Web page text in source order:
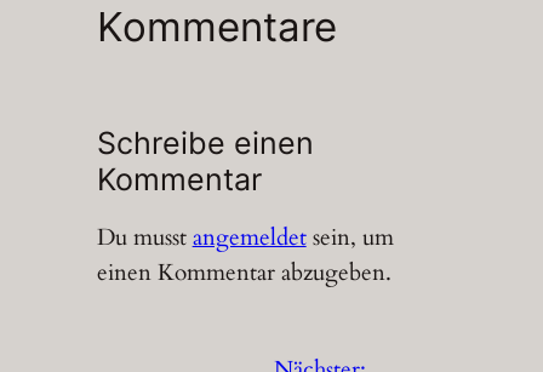
Kommentare
Schreibe einen
Kommentar
Du musstangemeldetsein, um
einen Kommentar abzugeben.